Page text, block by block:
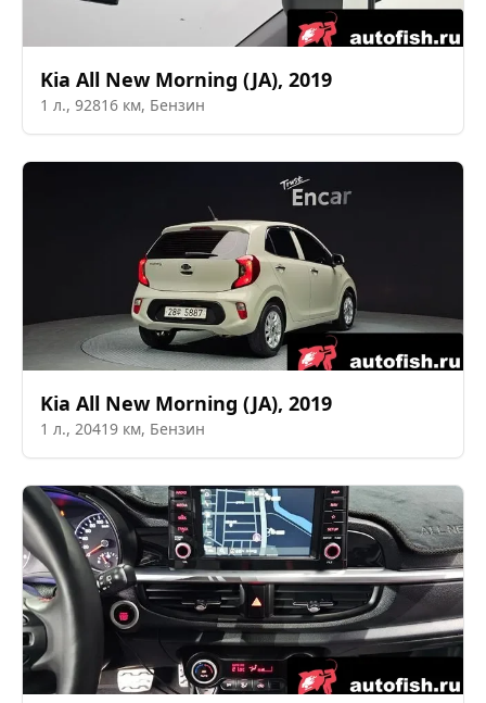
Kia All New Morning (JA), 2019
1 л., 92816 км, Бензин
Kia All New Morning (JA), 2019
1 л., 20419 км, Бензин